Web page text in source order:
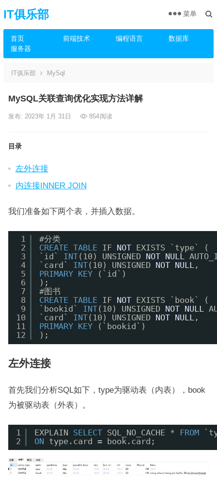
IT俱乐部
首页 前端技术 编程语言
数据库
服务器
菜单
IT俱乐部 MySql
MySQL关联查询优化实现方法详解
发布: 2023年 1月 31日 854阅读
目录
左外连接
内连接INNER JOIN
我们准备如下两个表，并插入数据。
1
2
3
4
5
6
7
8
9
10
11
12
#分类
CREATE TABLE IF NOT
EXISTS `type` (
`id` INT(10) UNSIGNED NOT NULL
`card` INT(10) UNSIGNED NOT NULL ,
PRIMARY
KEY
(`id`)
);
#图书
CREATE TABLE IF NOT
EXISTS `book` (
`bookid` INT(10) UNSIGNED NOT NULL
`card` INT(10) UNSIGNED NOT NULL ,
PRIMARY
KEY
(`bookid`)
);
左外连接
首先我们分析SQL如下，type为驱动表（内表），book
为被驱动表（外表）。
1
2
EXPLAIN SELECT SQL_NO_CACHE * FROM
ON
type.card = book.card;